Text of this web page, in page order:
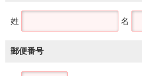
姓 名
郵便番号